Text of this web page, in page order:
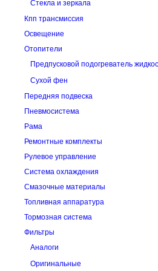
Стекла и зеркала
Кпп трансмиссия
Освещение
Отопители
Предпусковой подогреватель
Сухой фен
Передняя подвеска
Пневмосистема
Рама
Ремонтные комплекты
Рулевое управление
Система охлаждения
Смазочные материалы
Топливная аппаратура
Тормозная система
Фильтры
Аналоги
Оригинальные